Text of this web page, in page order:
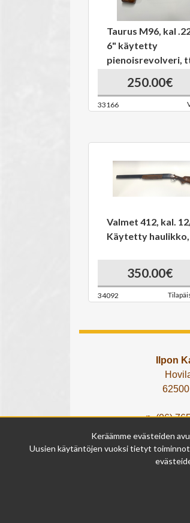
Taurus M96, kal
6" käytetty
pienoisrevolveri,
250.00€
33166
Valmet 412, kal.
Käytetty
350.00€
34092
Ilpon
p. (06)
tai lähetä
y-
Keräämme evästeiden
Uusien käytäntöjen vuoksi tietyt